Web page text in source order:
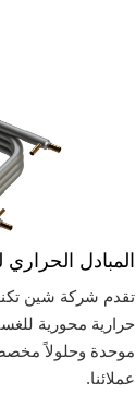
المبادل
تقدم شركة شين
حرارية محورية
موحدة وحلولاً
عملائنا.